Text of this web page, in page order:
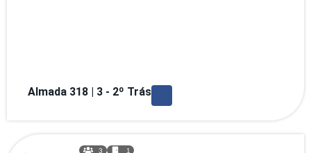
Almada 318 | 3 - 2º Trás
3 1